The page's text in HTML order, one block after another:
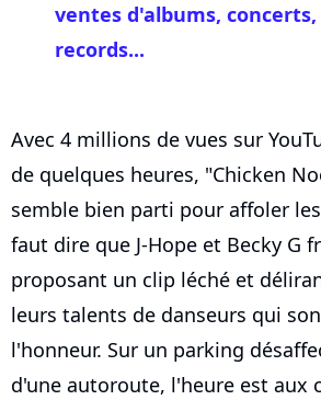
ventes d'albums, concerts,
records...
Avec 4 millions de vues sur
de quelques heures, "Chicken
semble bien parti pour affoler
faut dire que J-Hope et Becky G
proposant un clip léché et
leurs talents de danseurs qui
l'honneur. Sur un parking
d'une autoroute, l'heure est aux